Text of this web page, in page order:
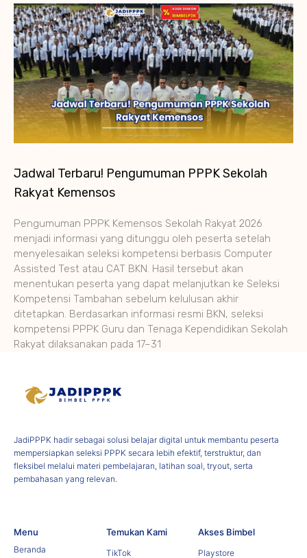
Jadwal Terbaru! Pengumuman PPPK Sekolah
Rakyat Kemensos
Pengumuman PPPK Kemensos Sekolah Rakyat 2026
menjadi informasi yang ditunggu oleh peserta setelah
menyelesaikan seleksi kompetensi berbasis Computer
Assisted Test atau CAT BKN. Hasil tersebut akan
menentukan peserta yang dapat melanjutkan ke Seleksi
Kompetensi Tambahan sebelum kelulusan akhir
ditetapkan. Berdasarkan informasi resmi BKN, seleksi
kompetensi PPPK Guru dan Tenaga Kependidikan Sekolah
Rakyat dilaksanakan pada 17–31
JadiPPPK hadir sebagai solusi belajar digital untuk membantu peserta
mempersiapkan seleksi PPPK secara lebih efektif, terstruktur, dan
fleksibel melalui materi pembelajaran, latihan soal, tryout, serta
pembahasan yang relevan.
Menu
Beranda
Temukan Kami
TikTok
Akses Bimbel
Playstore